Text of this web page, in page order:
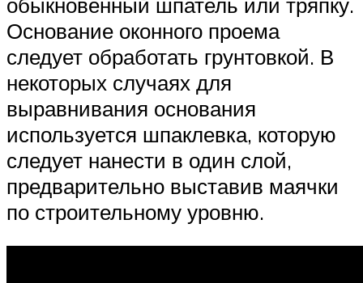
Основание оконного проема
следует обработать грунтовкой. В
некоторых случаях для
выравнивания основания
используется шпаклевка, которую
следует нанести в один слой,
предварительно выставив маячки
по строительному уровню.